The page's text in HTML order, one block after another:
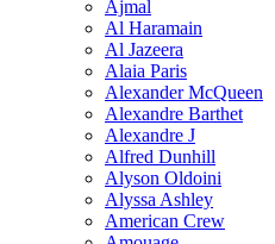
Ajmal
Al Haramain
Al Jazeera
Alaia Paris
Alexander McQueen
Alexandre Barthet
Alexandre J
Alfred Dunhill
Alyson Oldoini
Alyssa Ashley
American Crew